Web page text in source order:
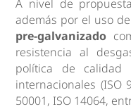
A nivel de
además por el uso
pre-galvanizado
resistencia al
política de calidad
internacionales (ISO
50001, ISO 14064,